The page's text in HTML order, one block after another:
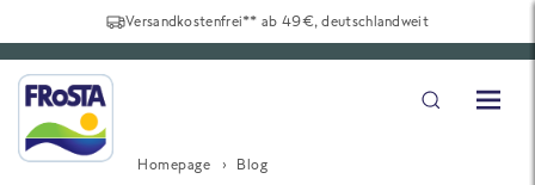
Versandkostenfrei** ab 49€, deutschlandweit
Homepage Blog